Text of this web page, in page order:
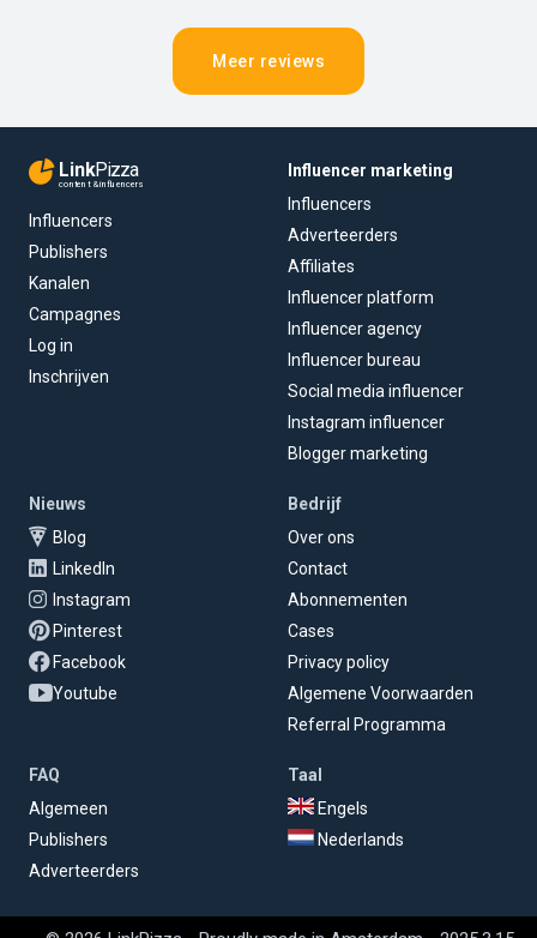
Meer reviews
LinkPizza
content & influencers
Influencers
Publishers
Kanalen
Campagnes
Log in
Inschrijven
Influencer marketing
Influencers
Adverteerders
Affiliates
Influencer platform
Influencer agency
Influencer bureau
Social media influencer
Instagram influencer
Blogger marketing
Nieuws
Blog
LinkedIn
Instagram
Pinterest
Facebook
Youtube
Bedrijf
Over ons
Contact
Abonnementen
Cases
Privacy policy
Algemene Voorwaarden
Referral Programma
FAQ
Algemeen
Publishers
Adverteerders
Taal
Engels
Nederlands